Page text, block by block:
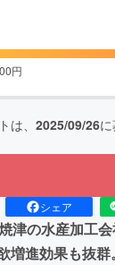
円
は、 2025/09/26
シェア
津の水産加工
増進効果も抜